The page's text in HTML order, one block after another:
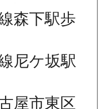
森下駅歩
尼ケ坂駅
屋市東区